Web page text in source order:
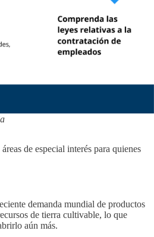
de especial interés para quienes
demanda mundial de productos
de tierra cultivable, lo que
aún más.